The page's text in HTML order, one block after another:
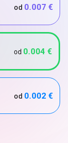
od 0.007 €
od 0.004 €
od 0.002 €